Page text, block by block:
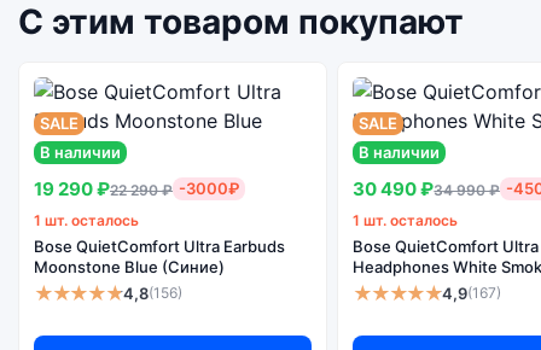
С этим товаром покупают
SALE
В наличии
19 290 ₽22 290 ₽ -3000₽
1 шт. осталось
Bose QuietComfort Ultra Earbuds
Moonstone Blue (Синие)
★★★★★4,8(156)
SALE
В наличии
30 490 ₽34 990 ₽ -
1 шт. осталось
Bose QuietComfort Ultra
Headphones White
★★★★★4,9(167)